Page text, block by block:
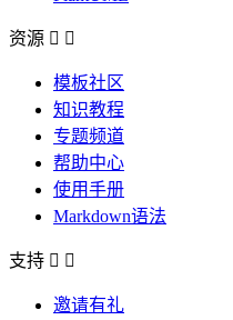
资源  
模板社区
知识教程
专题频道
帮助中心
使用手册
Markdown语法
支持  
邀请有礼